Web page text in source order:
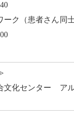
ーク（患者さん同
文化センター ア